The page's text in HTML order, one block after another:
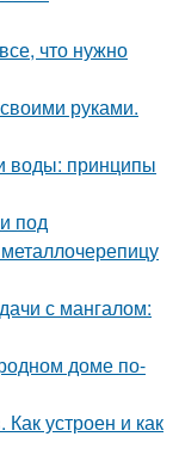
что нужно
руками.
воды: принципы
под
с мангалом:
доме по-
устроен и как